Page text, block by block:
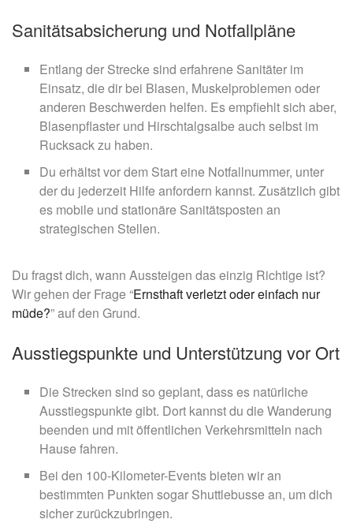
Sanitätsabsicherung und Notfallpläne
Entlang der Strecke sind erfahrene Sanitäter im
Einsatz, die dir bei Blasen, Muskelproblemen oder
anderen Beschwerden helfen. Es empfiehlt sich aber,
Blasenpflaster und Hirschtalgsalbe auch selbst im
Rucksack zu haben.
Du erhältst vor dem Start eine Notfallnummer, unter
der du jederzeit Hilfe anfordern kannst. Zusätzlich gibt
es mobile und stationäre Sanitätsposten an
strategischen Stellen.
Du fragst dich, wann Aussteigen das einzig Richtige ist?
Wir gehen der Frage “Ernsthaft verletzt oder einfach nur
müde?” auf den Grund.
Ausstiegspunkte und Unterstützung vor Ort
Die Strecken sind so geplant, dass es natürliche
Ausstiegspunkte gibt. Dort kannst du die Wanderung
beenden und mit öffentlichen Verkehrsmitteln nach
Hause fahren.
Bei den 100-Kilometer-Events bieten wir an
bestimmten Punkten sogar Shuttlebusse an, um dich
sicher zurückzubringen.